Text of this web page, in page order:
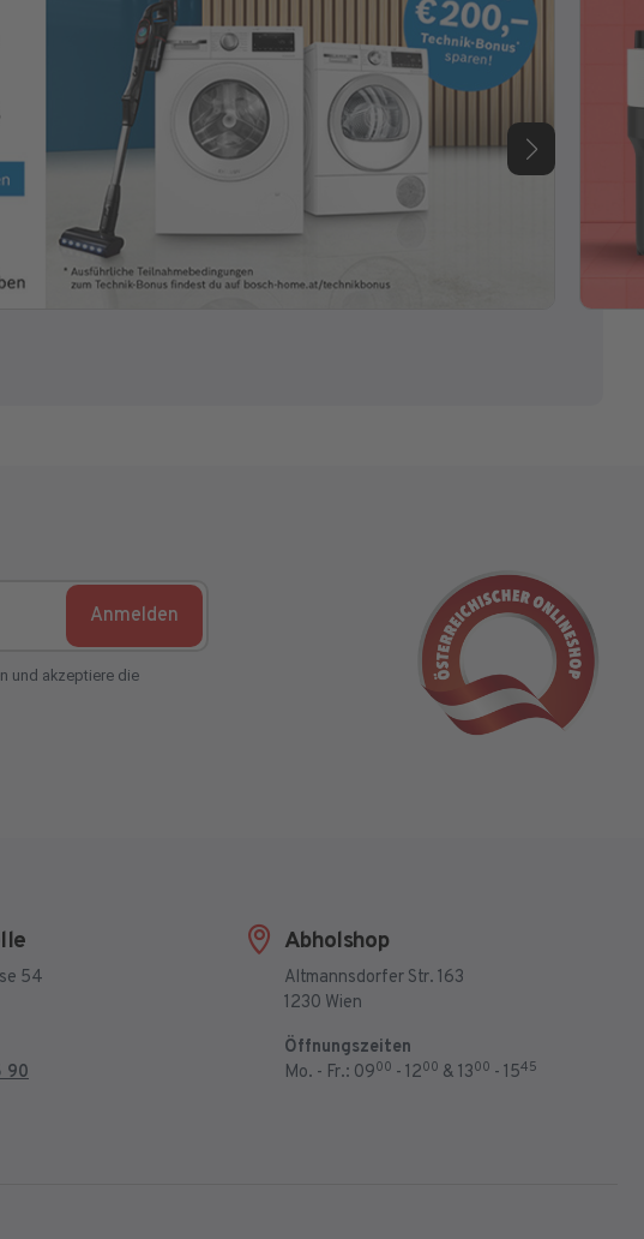
und akzeptiere die
Anmelden
54
90
Abholshop
Altmannsdorfer Str. 163
1230 Wien
Öffnungszeiten
Mo. - Fr.: 0900 - 1200 & 1300 - 1545